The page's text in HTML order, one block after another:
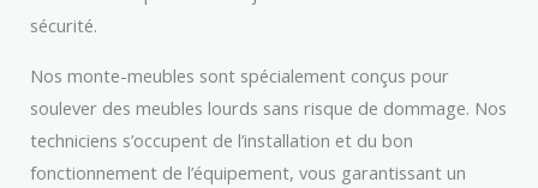
sécurité.
Nos monte-meubles sont spécialement conçus pour
soulever des meubles lourds sans risque de dommage. Nos
techniciens s’occupent de l’installation et du bon
fonctionnement de l’équipement, vous garantissant un